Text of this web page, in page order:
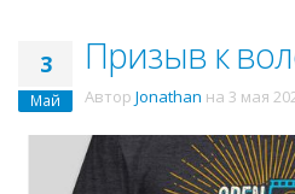
3
Май
Призыв к
Автор Jonathan на 3 мая